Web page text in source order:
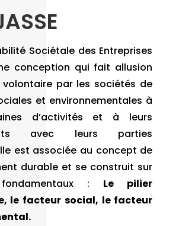
Sociétale des Entreprises
conception qui fait allusion
volontaire par les sociétés de
et environnementales à
d’activités et à leurs
avec leurs parties
est associée au concept de
durable et se construit sur
: Le pilier
le facteur social, le facteur